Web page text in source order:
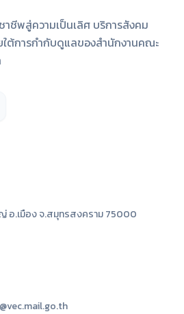
ชีพสู่ความเป็นเลิศ บริการสังคม
ต้การกำกับดูแลของสำนักงานคณะ
อ.เมือง จ.สมุทรสงคราม 75000